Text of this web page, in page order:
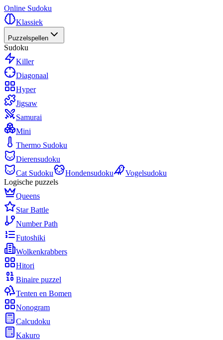
Online Sudoku
Klassiek
Puzzelspellen
Sudoku
Killer
Diagonaal
Hyper
Jigsaw
Samurai
Mini
Thermo Sudoku
Dierensudoku
Cat Sudoku
Hondensudoku
Vogelsudoku
Logische puzzels
Queens
Star Battle
Number Path
Futoshiki
Wolkenkrabbers
Hitori
Binaire puzzel
Tenten en Bomen
Nonogram
Calcudoku
Kakuro